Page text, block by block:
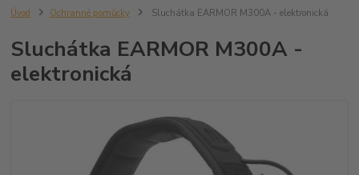
Úvod Ochranné pomůcky Sluchátka EARMOR M300A - elektronická
Sluchátka EARMOR M300A -
elektronická